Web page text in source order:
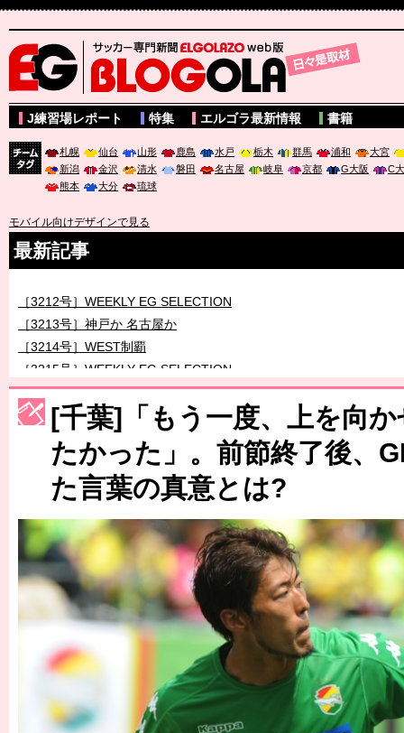
サッカー専門新聞ELGOLAZO web版 BLOGOLA
J練習場レポート 特集 エルゴラ最新情報 書籍
札幌 仙台 山形 鹿島 水戸 栃木 群馬 浦和
大宮
新潟
金沢 清水 磐田 名古屋 岐阜 京都 G大阪
C
熊本
大分 琉球
モバイル向けデザインで見る
最新記事
［3212号］WEEKLY EG SELECTION
［3213号］神戸か 名古屋か
［3214号］WEST制覇
［3215号］WEEKLY EG SELECTION
［3216号］行く末占うラストワン
［3217号］最高の景色へ出国
［3218号］WEEKLY EG SELECTION
［3219号］特別な覇者へ 大逆転か連破か
［3220号］伝説の王者、黄金のシャーレ
[千葉]「もう一度、上を向
たかった」。前節終了後、
た言葉の真意とは?